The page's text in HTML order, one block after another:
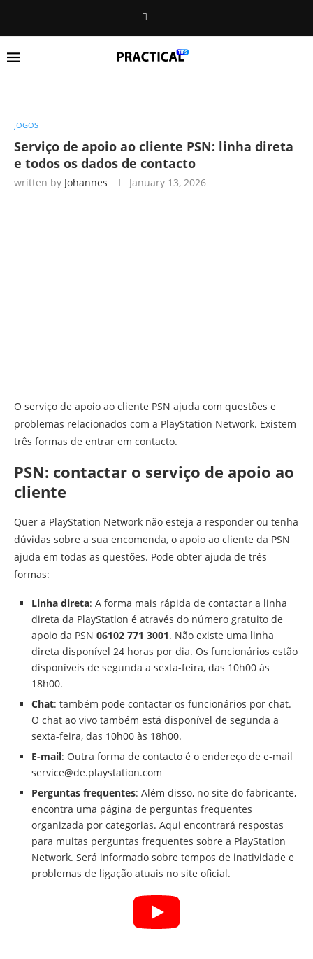
JOGOS
Serviço de apoio ao cliente PSN: linha direta
e todos os dados de contacto
written by Johannes January 13, 2026
O serviço de apoio ao cliente PSN ajuda com questões e
problemas relacionados com a PlayStation Network. Existem
três formas de entrar em contacto.
PSN: contactar o serviço de apoio ao
cliente
Quer a PlayStation Network não esteja a responder ou tenha
dúvidas sobre a sua encomenda, o apoio ao cliente da PSN
ajuda em todas as questões. Pode obter ajuda de três
formas:
Linha direta: A forma mais rápida de contactar a linha
direta da PlayStation é através do número gratuito de
apoio da PSN 06102 771 3001. Não existe uma linha
direta disponível 24 horas por dia. Os funcionários estão
disponíveis de segunda a sexta-feira, das 10h00 às
18h00.
Chat: também pode contactar os funcionários por chat.
O chat ao vivo também está disponível de segunda a
sexta-feira, das 10h00 às 18h00.
E-mail: Outra forma de contacto é o endereço de e-mail
service@de.playstation.com
Perguntas frequentes: Além disso, no site do fabricante,
encontra uma página de perguntas frequentes
organizada por categorias. Aqui encontrará respostas
para muitas perguntas frequentes sobre a PlayStation
Network. Será informado sobre tempos de inatividade e
problemas de ligação atuais no site oficial.